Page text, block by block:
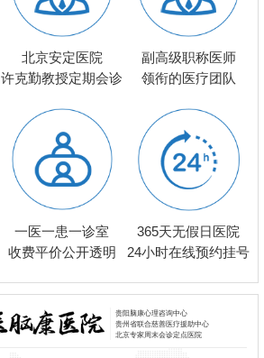
北京安定医院
许克勤教授定期会诊
副高级职称医师
领衔的医疗团队
一医一患一诊室
收费平价公开透明
365天无假日医院
24小时在线预约挂号
贵阳脑康心理咨询中心
贵州省联合慈善医疗援助中心
北京专家周末会诊定点医院